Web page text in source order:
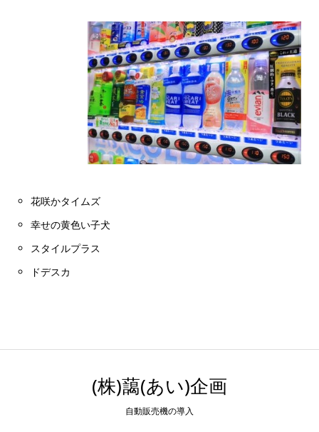
花咲かタイムズ
幸せの黄色い子犬
スタイルプラス
ドデスカ
(株)藹(あい)企画
自動販売機の導入